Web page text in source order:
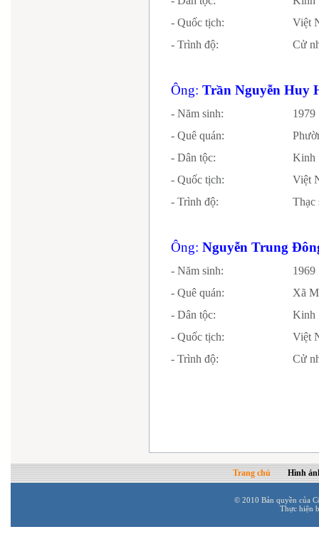
- Quốc tịch:
- Trình độ:
Cử
Ông: Trần Nguyễn Huy
- Năm sinh:
1979
- Quê quán:
- Dân tộc:
Kinh
- Quốc tịch:
- Trình độ:
Thạc
Ông: Nguyễn Trung
- Năm sinh:
1969
- Quê quán:
Xã
- Dân tộc:
Kinh
- Quốc tịch:
- Trình độ:
Cử
Trang chủ Hình
© 2010 Bản quyền của
Thực hiện